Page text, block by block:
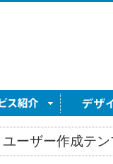
ユーザー作成テ